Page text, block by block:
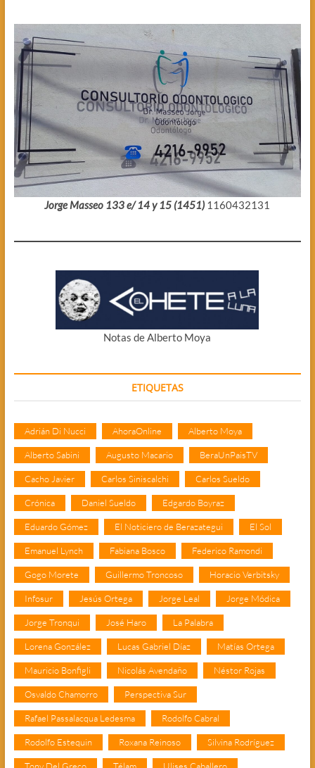
Jorge Masseo 133 e/ 14 y 15 (1451) 1160432131
Notas de Alberto Moya
ETIQUETAS
Adrián Di Nucci AhoraOnline Alberto Moya
Alberto Sabini Augusto Macario BeraUnPaisTV
Cacho Javier Carlos Siniscalchi Carlos Sueldo
Crónica Daniel Sueldo Edgardo Boyraz
Eduardo Gómez El Noticiero de Berazategui El Sol
Emanuel Lynch Fabiana Bosco Federico Ramondi
Gogo Morete Guillermo Troncoso Horacio Verbitsky
Infosur Jesús Ortega Jorge Leal Jorge Módica
Jorge Tronqui José Haro La Palabra
Lorena González Lucas Gabriel Díaz Matías Ortega
Mauricio Bonfigli Nicolás Avendaño Néstor Rojas
Osvaldo Chamorro Perspectiva Sur
Rafael Passalacqua Ledesma Rodolfo Cabral
Rodolfo Estequin Roxana Reinoso Silvina Rodríguez